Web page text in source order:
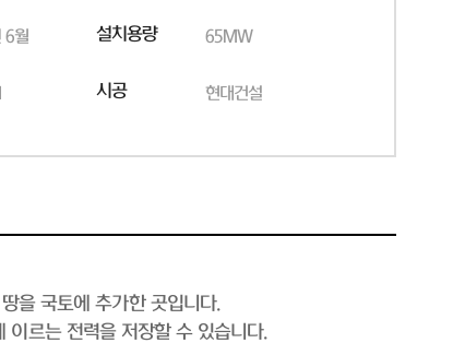
6월 설치용량 65MW
시공 현대건설
을 국토에 추가한 곳입니다.
르는 전력을 저장할 수 있습니다.